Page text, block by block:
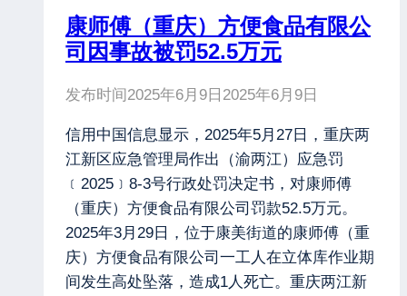
康师傅（重庆）方便食品有限公
司因事故被罚52.5万元
发布时间2025年6月9日 2025年6月9日
信用中国信息显示，2025年5月27日，重庆两
江新区应急管理局作出（渝两江）应急罚
﹝2025﹞8-3号行政处罚决定书，对康师傅
（重庆）方便食品有限公司罚款52.5万元。
2025年3月29日，位于康美街道的康师傅（重
庆）方便食品有限公司一工人在立体库作业期
间发生高处坠落，造成1人死亡。重庆两江新